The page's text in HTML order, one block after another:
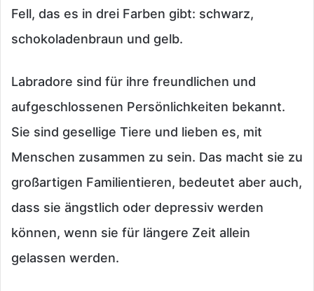
Fell, das es in drei Farben gibt: schwarz,
schokoladenbraun und gelb.
Labradore sind für ihre freundlichen und
aufgeschlossenen Persönlichkeiten bekannt.
Sie sind gesellige Tiere und lieben es, mit
Menschen zusammen zu sein. Das macht sie zu
großartigen Familientieren, bedeutet aber auch,
dass sie ängstlich oder depressiv werden
können, wenn sie für längere Zeit allein
gelassen werden.